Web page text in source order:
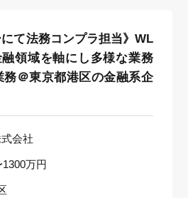
にて法務コンプラ担当》WL
領域を軸にし多様な業務
務＠東京都港区の金融系企
会社
万円